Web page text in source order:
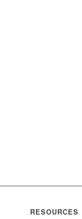
RESOURCES